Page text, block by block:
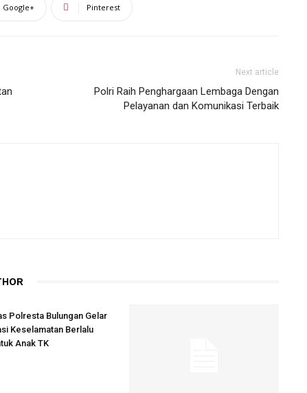
Google+ Pinterest
Next article
Polri Raih Penghargaan Lembaga Dengan
Pelayanan dan Komunikasi Terbaik
Polresta Bulungan Gelar
Keselamatan Berlalu
Anak TK